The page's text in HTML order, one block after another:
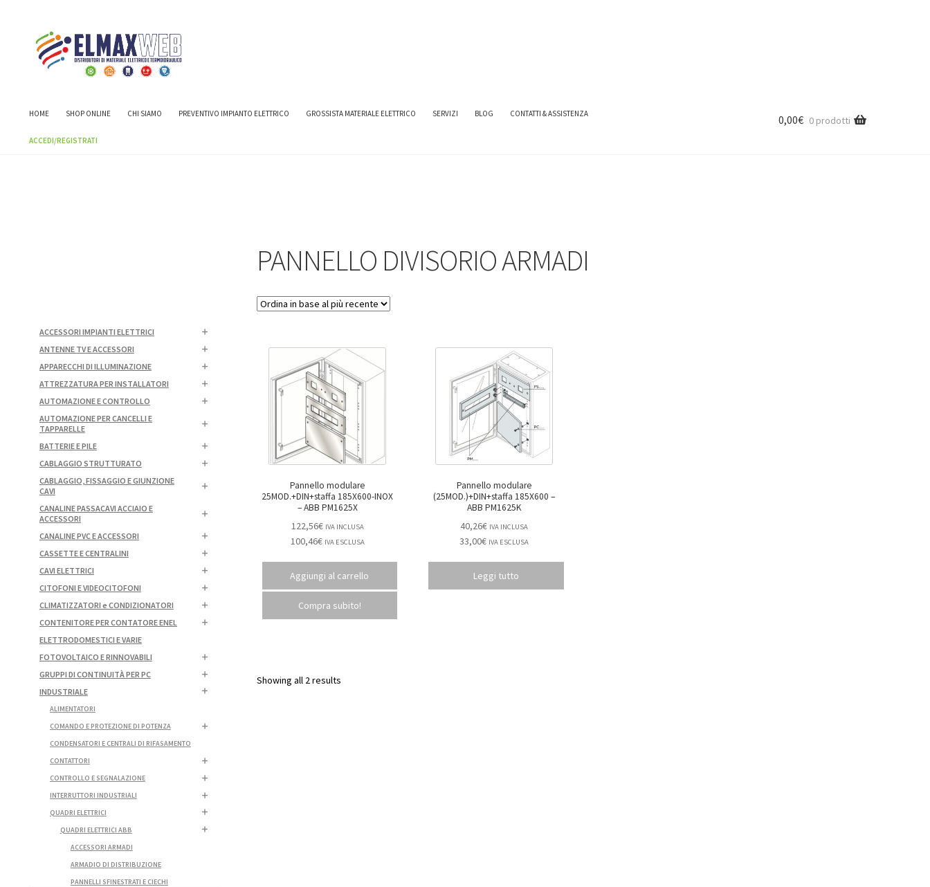
HOME SHOP ONLINE CHI SIAMO PREVENTIVO IMPIANTO ELETTRICO GROSSISTA MATERIALE ELETTRICO SERVIZI BLOG CONTATTI & ASSISTENZA
ACCEDI/REGISTRATI
0,00€ 0 prodotti
Home Shop INDUSTRIALE QUADRI ELETTRICI
PANNELLO DIVISORIO ARMADI
Pannello modulare
25MOD.+DIN+staffa 185X600-INOX
– ABB PM1625X
122,56€ IVA INCLUSA
100,46€ IVA ESCLUSA
Aggiungi al carrello
Compra subito!
Pannello modulare
(25MOD.)+DIN+staffa 185X600 –
ABB PM1625K
40,26€ IVA INCLUSA
33,00€ IVA ESCLUSA
Leggi tutto
Showing all 2 results
ACCESSORI IMPIANTI ELETTRICI
ANTENNE TV E ACCESSORI
APPARECCHI DI ILLUMINAZIONE
ATTREZZATURA PER INSTALLATORI
AUTOMAZIONE E CONTROLLO
AUTOMAZIONE PER CANCELLI E
TAPPARELLE
BATTERIE E PILE
CABLAGGIO STRUTTURATO
CABLAGGIO, FISSAGGIO E GIUNZIONE
CAVI
CANALINE PASSACAVI ACCIAIO E
ACCESSORI
CANALINE PVC E ACCESSORI
CASSETTE E CENTRALINI
CAVI ELETTRICI
CITOFONI E VIDEOCITOFONI
CLIMATIZZATORI e CONDIZIONATORI
CONTENITORE PER CONTATORE ENEL
ELETTRODOMESTICI E VARIE
FOTOVOLTAICO E RINNOVABILI
GRUPPI DI CONTINUITÀ PER PC
INDUSTRIALE
ALIMENTATORI
COMANDO E PROTEZIONE DI POTENZA
CONDENSATORI E CENTRALI DI RIFASAMENTO
CONTATTORI
CONTROLLO E SEGNALAZIONE
INTERRUTTORI INDUSTRIALI
QUADRI ELETTRICI
QUADRI ELETTRICI ABB
ACCESSORI ARMADI
ARMADIO DI DISTRIBUZIONE
PANNELLI SFINESTRATI E CIECHI